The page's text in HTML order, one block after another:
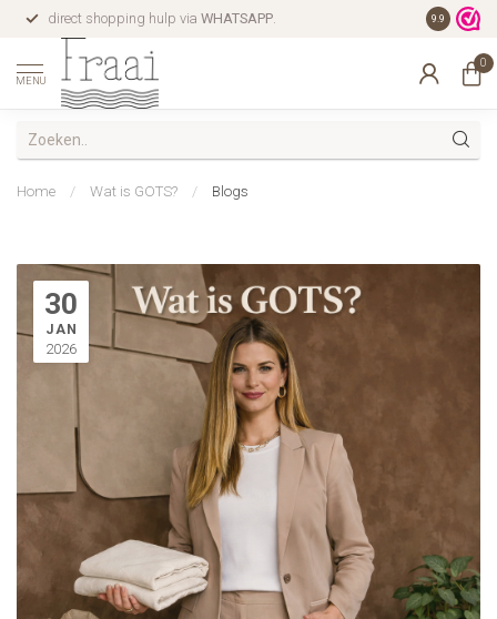
direct shopping hulp via WHATSAPP. gratis
9.9
MENU
0
Home / Wat is GOTS? / Blogs
30
JAN
2026